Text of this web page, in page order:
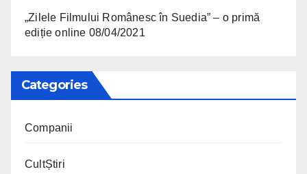
„Zilele Filmului Românesc în Suedia” – o primă
ediție online 08/04/2021
Categories
Companii
CultȘtiri